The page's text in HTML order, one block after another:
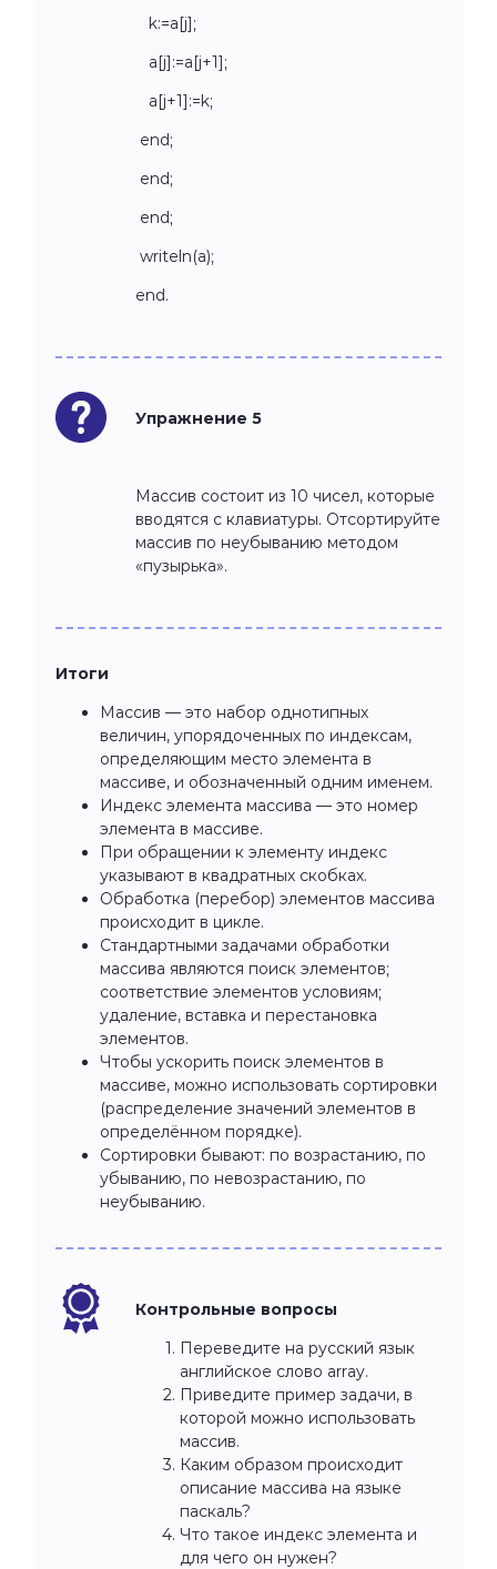
k:=a[j];
a[j]:=a[j+1];
a[j+1]:=k;
end;
end;
end;
writeln(a);
end.
Упражнение 5
Массив состоит из 10 чисел, которые
вводятся с клавиатуры. Отсортируйте
массив по неубыванию методом
«пузырька».
Итоги
Массив — это набор однотипных
величин, упорядоченных по индексам,
определяющим место элемента в
массиве, и обозначенный одним именем.
Индекс элемента массива — это номер
элемента в массиве.
При обращении к элементу индекс
указывают в квадратных скобках.
Обработка (перебор) элементов массива
происходит в цикле.
Стандартными задачами обработки
массива являются поиск элементов;
соответствие элементов условиям;
удаление, вставка и перестановка
элементов.
Чтобы ускорить поиск элементов в
массиве, можно использовать сортировки
(распределение значений элементов в
определённом порядке).
Сортировки бывают: по возрастанию, по
убыванию, по невозрастанию, по
неубыванию.
Контрольные вопросы
Переведите на русский язык
английское слово array.
Приведите пример задачи, в
которой можно использовать
массив.
Каким образом происходит
описание массива на языке
паскаль?
Что такое индекс элемента и
для чего он нужен?